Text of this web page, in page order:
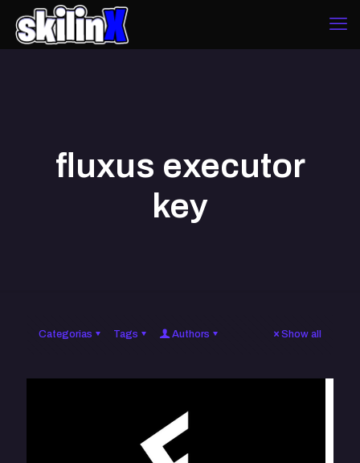
fluxus executor
key
Categorias Tags Authors Show all